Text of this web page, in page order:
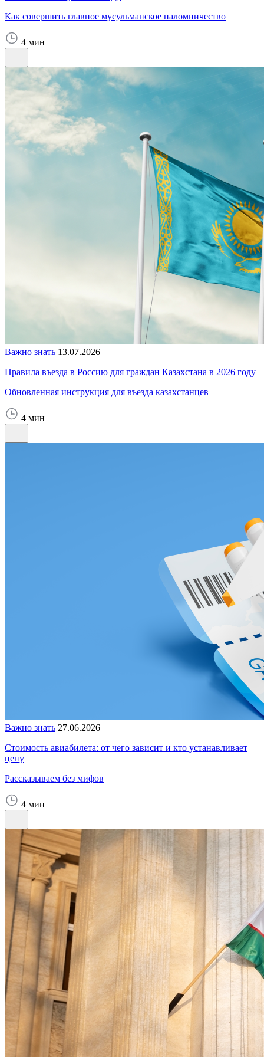
Как совершить главное мусульманское паломничество
4 мин
Важно знать 13.07.2026
Правила въезда в Россию для граждан Казахстана в 2026 году
Обновленная инструкция для въезда казахстанцев
4 мин
Важно знать 27.06.2026
Стоимость авиабилета: от чего зависит и кто устанавливает
цену
Рассказываем без мифов
4 мин